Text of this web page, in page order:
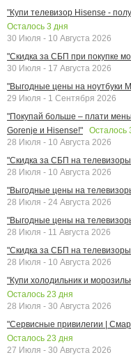
"Купи телевизор Hisense -
Осталось 3 дня
30 Июля - 10 Августа 2026
"Скидка за СБП при покупке
30 Июля - 17 Августа 2026
"Выгодные цены на ноутбуки
29 Июля - 1 Сентября 2026
"Покупай больше – плати
Gorenje и Hisense!"
Осталось
28 Июля - 10 Августа 2026
"Скидка за СБП на
28 Июля - 10 Августа 2026
"Выгодные цены на
28 Июля - 24 Августа 2026
"Выгодные цены на
28 Июля - 11 Августа 2026
"Скидка за СБП на
28 Июля - 10 Августа 2026
"Купи холодильник и
Осталось 23 дня
28 Июля - 30 Августа 2026
"Сервисные привилегии |
Осталось 23 дня
27 Июля - 30 Августа 2026